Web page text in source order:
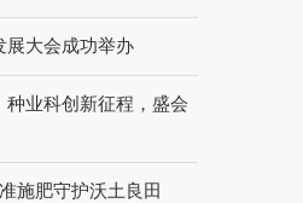
展大会成功举办
业科创新征程，盛会
施肥守护沃土良田